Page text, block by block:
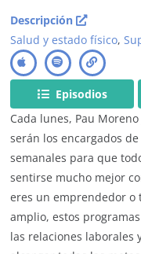
Descripción
Salud y estado físico,
Episodios
Cada lunes, Pau
serán los encargados
semanales para que
sentirse mucho mejor
eres un emprendedor o
amplio, estos
las relaciones laborales